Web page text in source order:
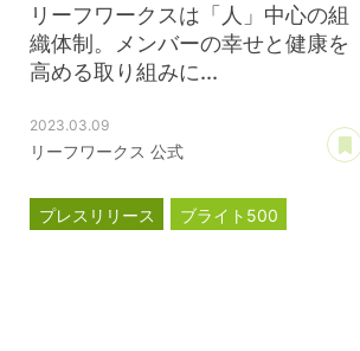
リーフワークスは「人」中心の組
織体制。メンバーの幸せと健康を
高める取り組みに...
2023.03.09
リーフワークス 公式
プレスリリース
ブライト500